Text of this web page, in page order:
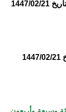
تاريخ 1447/02/21
21